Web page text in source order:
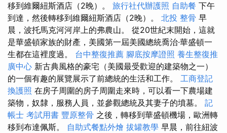
移到維爾紐斯酒店（2晚）。 旅行社代辦護照 自助餐 下午
到達，然後轉移到維爾紐斯酒店（2晚）。 北投 整骨 早
晨，波托馬克河河岸上的弗農山。 從20世紀末開始，這就
是華盛頓家族的財產，美國第一屆美國總統喬治·華盛頓一
生都在這裡度過。 台中整復推薦 腳底按摩證照 養生整復推
廣中心 新古典風格的豪宅（美國最受歡迎的建築物之一）
的一個有趣的展覽展示了前總統的生活和工作。 工商登記
換護照 在房子周圍的房子周圍走來時，可以看一下農場建
築物，奴隸，服務人員，並參觀總統及其妻子的墳墓。 記
帳士 考試用書 豐原整骨 之後，轉移到華盛頓機場，歐洲轉
移到布達佩斯。 自助式餐點外燴 拔罐教學 早晨，前往紐波